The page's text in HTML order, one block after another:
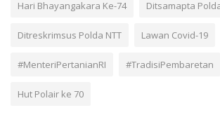
Hari Bhayangakara Ke-74 Ditsamapta
Ditreskrimsus Polda NTT Lawan Covid-19
#MenteriPertanianRI #TradisiPembaretan
Hut Polair ke 70